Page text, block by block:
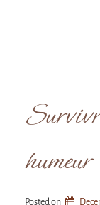
humeur
Posted on